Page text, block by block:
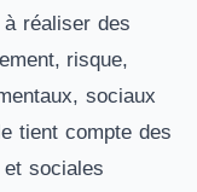
à réaliser des
risque,
sociaux
tient compte des
sociales